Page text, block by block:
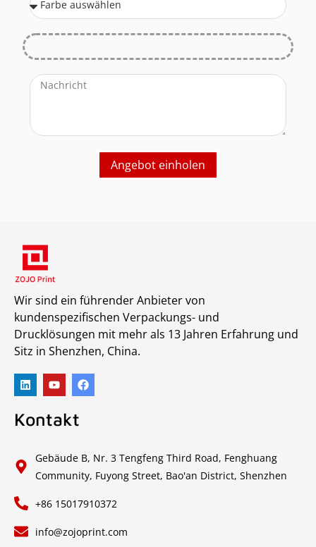
Angebot einholen
Wir sind ein führender Anbieter von
kundenspezifischen Verpackungs- und
Drucklösungen mit mehr als 13 Jahren Erfahrung und
Sitz in Shenzhen, China.
Kontakt
Gebäude B, Nr. 3 Tengfeng Third Road, Fenghuang
Community, Fuyong Street, Bao'an District, Shenzhen
+86 15017910372
info@zojoprint.com